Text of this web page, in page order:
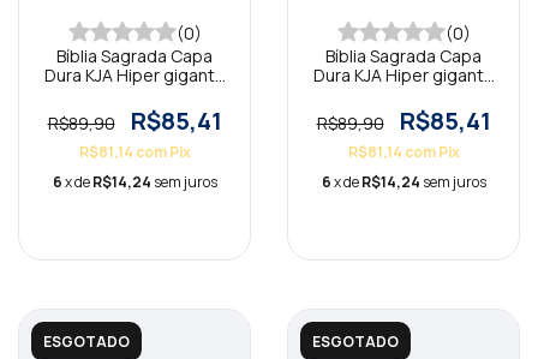
(0)
Bíblia Sagrada Capa
Dura KJA Hiper gigante
R$89,90
R$85,41
R$81,14 com Pix
6x deR$14,24 sem juros
(0)
Bíblia Sagrada Capa
Dura KJA Hiper gigante
R$89,90
R$85,41
R$81,14 com Pix
6x deR$14,24 sem juros
ESGOTADO ESGOTADO